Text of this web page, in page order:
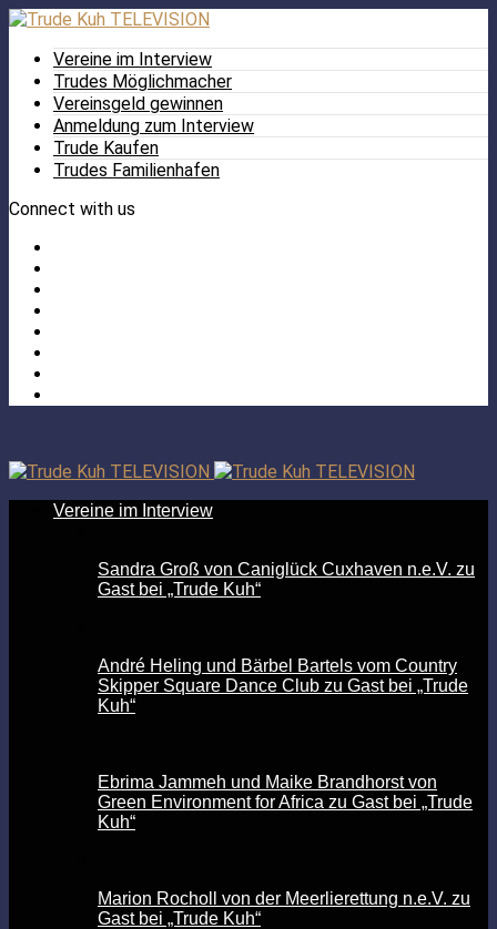
Vereine im Interview
Trudes Möglichmacher
Vereinsgeld gewinnen
Anmeldung zum Interview
Trude Kaufen
Trudes Familienhafen
Connect with us
Vereine im Interview
Sandra Groß von Caniglück Cuxhaven n.e.V. zu
Gast bei „Trude Kuh“
André Heling und Bärbel Bartels vom Country
Skipper Square Dance Club zu Gast bei „Trude
Kuh“
Ebrima Jammeh und Maike Brandhorst von
Green Environment for Africa zu Gast bei „Trude
Kuh“
Marion Rocholl von der Meerlierettung n.e.V. zu
Gast bei „Trude Kuh“